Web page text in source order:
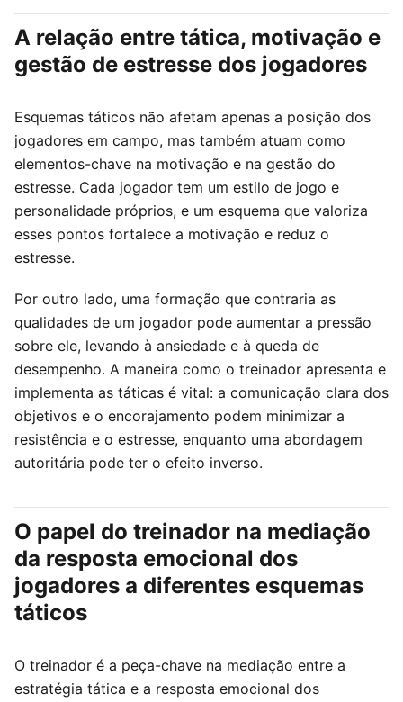
A relação entre tática, motivação e
gestão de estresse dos jogadores
Esquemas táticos não afetam apenas a posição dos
jogadores em campo, mas também atuam como
elementos-chave na motivação e na gestão do
estresse. Cada jogador tem um estilo de jogo e
personalidade próprios, e um esquema que valoriza
esses pontos fortalece a motivação e reduz o
estresse.
Por outro lado, uma formação que contraria as
qualidades de um jogador pode aumentar a pressão
sobre ele, levando à ansiedade e à queda de
desempenho. A maneira como o treinador apresenta e
implementa as táticas é vital: a comunicação clara dos
objetivos e o encorajamento podem minimizar a
resistência e o estresse, enquanto uma abordagem
autoritária pode ter o efeito inverso.
O papel do treinador na mediação
da resposta emocional dos
jogadores a diferentes esquemas
táticos
O treinador é a peça-chave na mediação entre a
estratégia tática e a resposta emocional dos